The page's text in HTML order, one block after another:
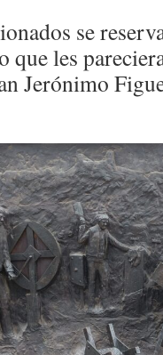
se
que les
Jerónimo